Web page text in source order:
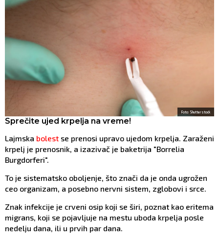
Foto: Shutterstock
Sprečite ujed krpelja na vreme!
Lajmska bolest se prenosi upravo ujedom krpelja. Zaraženi
krpelj je prenosnik, a izazivač je baketrija "Borrelia
Burgdorferi".
To je sistematsko oboljenje, što znači da je onda ugrožen
ceo organizam, a posebno nervni sistem, zglobovi i srce.
Znak infekcije je crveni osip koji se širi, poznat kao eritema
migrans, koji se pojavljuje na mestu uboda krpelja posle
nedelju dana, ili u prvih par dana.